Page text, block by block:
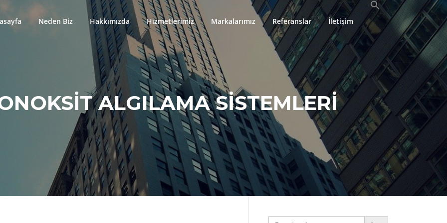
Neden Biz Hakkımızda Hizmetlerimiz Markalarımız Referanslar İletişim
ALGILAMA SISTEMLERI
Search